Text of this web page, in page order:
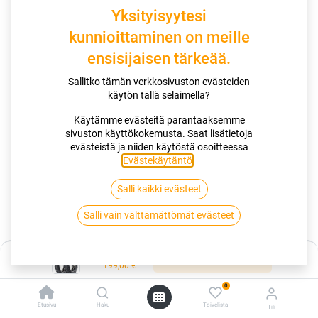
199,00€
Etusivu Haku
0
Toivelista Tili
Kauppa 100/90-19 57M DUNLOP GEOMAX MX34 XL
100/90-19 57M DUNLOP GEOMAX
MX34 XL
Yksityisyytesi
kunnioittaminen on meille
ensisijaisen tärkeää.
Sallitko tämän verkkosivuston evästeiden
käytön tällä selaimella?
Käytämme evästeitä parantaaksemme
sivuston käyttökokemusta. Saat lisätietoja
evästeistä ja niiden käytöstä osoitteessa
Evästekäytäntö
Salli kaikki evästeet
Salli vain välttämättömät evästeet